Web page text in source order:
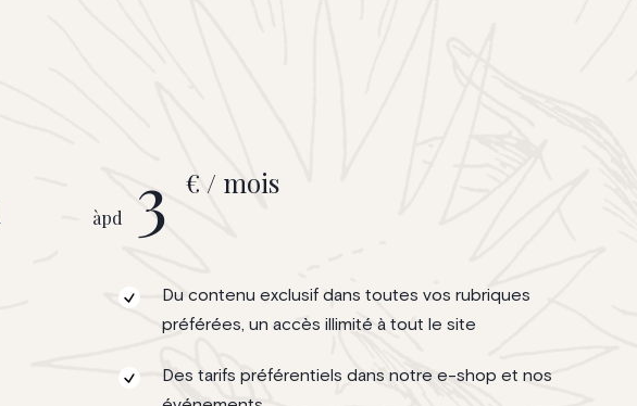
àpd 3 € / mois
Du contenu exclusif dans toutes vos rubriques
préférées, un accès illimité à tout le site
Des tarifs préférentiels dans notre e-shop et nos